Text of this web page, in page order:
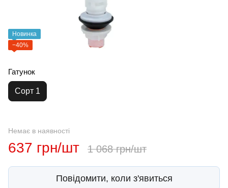
Новинка
−40%
Гатунок
Сорт 1
Немає в наявності
637 грн/шт 1 068 грн/шт
Повідомити, коли з'явиться